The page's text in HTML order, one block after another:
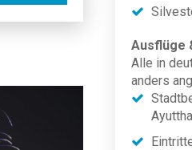
Ausflüge
Alle in
anders